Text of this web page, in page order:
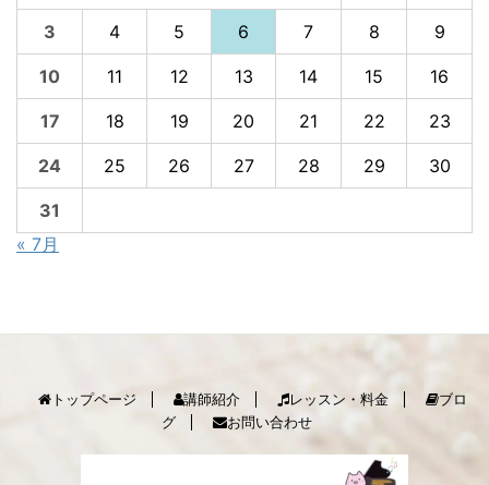
3 4 5 6 7 8 9
10 11 12 13 14 15 16
17 18 19 20 21 22 23
24 25 26 27 28 29 30
31
« 7月
トップページ 講師紹介 レッスン・料金
ブロ
グ
お問い合わせ